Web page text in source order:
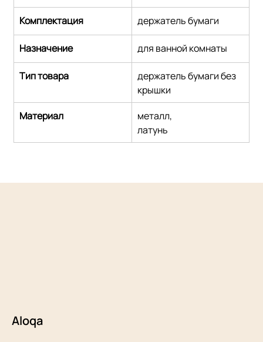
Комплектация держатель бумаги
Назначение для ванной комнаты
Тип товара
держатель бумаги без
крышки
Материал
металл,
латунь
Aloqa